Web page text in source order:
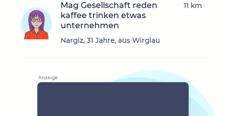
Mag Gesellschaft reden
kaffee trinken etwas
unternehmen
Nargiz, 31 Jahre, aus Wirglau
11 km